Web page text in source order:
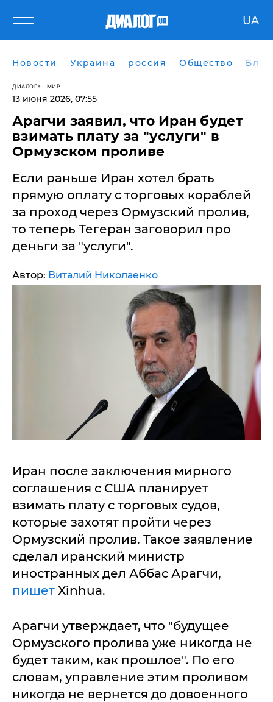
UA
Новости Украина россия Общество
ДИАЛОГ МИР
13 июня 2026, 07:55
Арагчи заявил, что Иран будет
взимать плату за "услуги" в
Ормузском проливе
Если раньше Иран хотел брать
прямую оплату с торговых кораблей
за проход через Ормузский пролив,
то теперь Тегеран заговорил про
деньги за "услуги".
Автор: Виталий Николаенко
Иран после заключения мирного
соглашения с США планирует
взимать плату с торговых судов,
которые захотят пройти через
Ормузский пролив. Такое заявление
сделал иранский министр
иностранных дел Аббас Арагчи,
пишет Xinhua.
Арагчи утверждает, что "будущее
Ормузского пролива уже никогда не
будет таким, как прошлое". По его
словам, управление этим проливом
никогда не вернется до довоенного